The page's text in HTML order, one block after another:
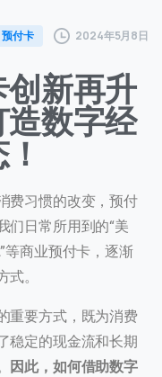
预付卡 2024年5月8日
新再升
数字经
费习惯的改变，预付
们日常所用到的“美
商业预付卡，逐渐
。
重要方式，既为消费
稳定的现金流和长期
因此，如何借助数字